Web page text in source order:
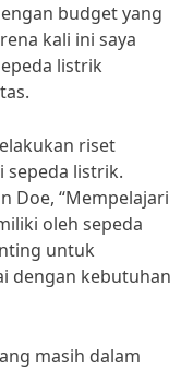
budget yang
kali ini saya
listrik
riset
sepeda listrik.
Doe, “Mempelajari
oleh sepeda
untuk
dengan kebutuhan
masih dalam